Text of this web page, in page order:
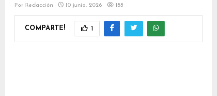
Por Redacción 10 junio, 2026 188
COMPARTE! 1